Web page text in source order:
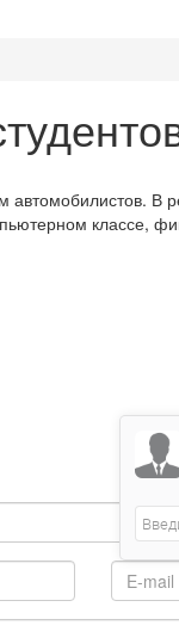
В
классе,